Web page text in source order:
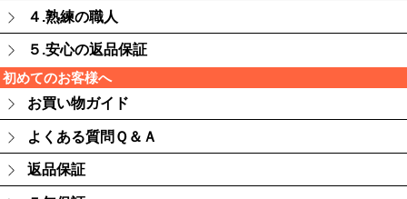
４.熟練の職人
５.安心の返品保証
初めてのお客様へ
お買い物ガイド
よくある質問Ｑ＆Ａ
返品保証